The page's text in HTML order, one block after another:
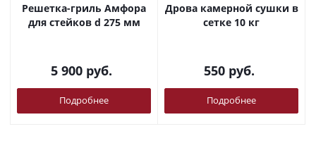
Решетка-гриль Амфора
для стейков d 275 мм
5 900 руб.
Подробнее
Дрова камерной сушки в
сетке 10 кг
550руб.
Подробнее